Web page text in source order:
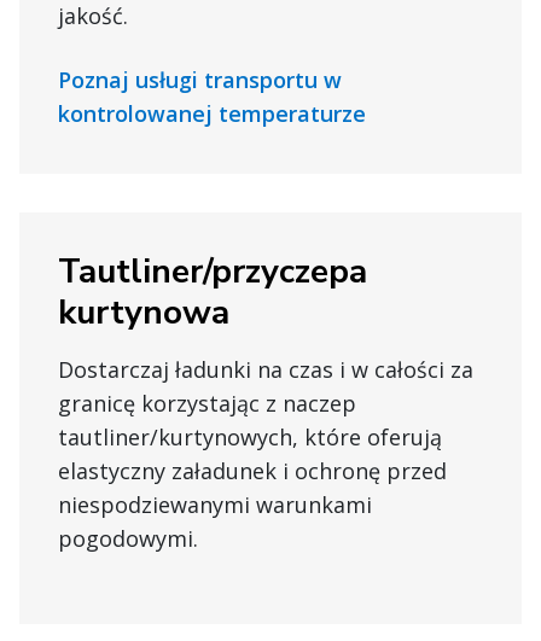
jakość.
Poznaj usługi transportu w
kontrolowanej temperaturze
Tautliner/przyczepa
kurtynowa
Dostarczaj ładunki na czas i w całości za
granicę korzystając z naczep
tautliner/kurtynowych, które oferują
elastyczny załadunek i ochronę przed
niespodziewanymi warunkami
pogodowymi.